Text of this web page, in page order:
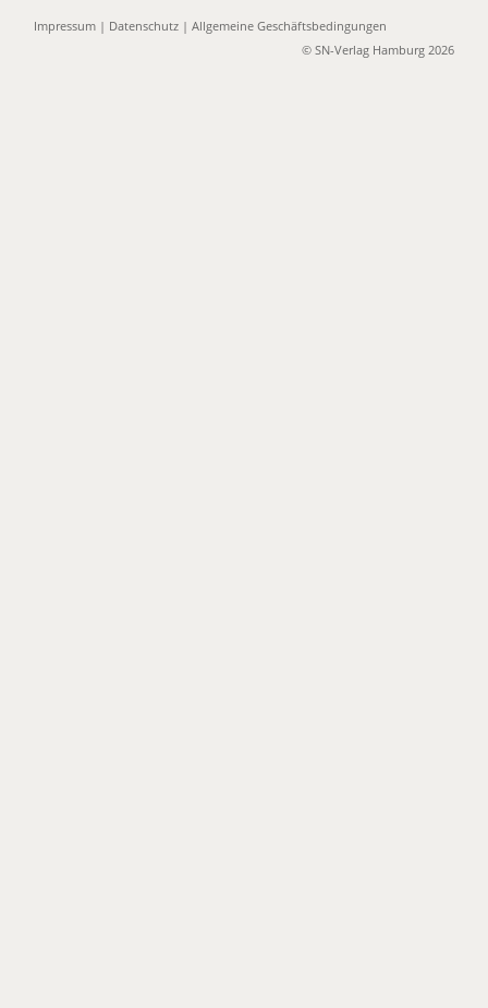
Impressum | Datenschutz |Allgemeine Geschäftsbedingungen
© SN-Verlag Hamburg 2026